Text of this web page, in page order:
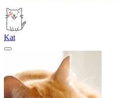
Kat